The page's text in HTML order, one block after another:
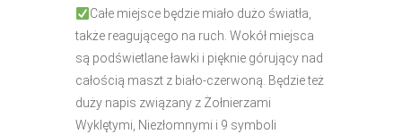
Całe miejsce będzie miało dużo światła,
także reagującego na ruch. Wokół miejsca
są podświetlane ławki i pięknie górujący nad
całością maszt z biało-czerwoną. Będzie też
duży napis związany z Żołnierzami
Wyklętymi, Niezłomnymi i 9 symboli